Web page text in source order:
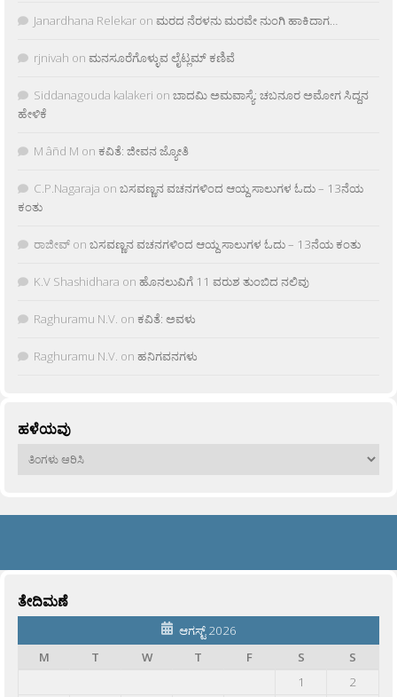
Janardhana Relekar on ಮರದ ನೆರಳನು ಮರವೇ ನುಂಗಿ ಹಾಕಿದಾಗ…
rjnivah on ಮನಸೂರೆಗೊಳ್ಳುವ ಲೈಟ್ಲಮ್ ಕಣಿವೆ
Siddanagouda kalakeri on ಬಾದಮಿ ಅಮವಾಸ್ಯೆ: ಚಬನೂರ ಅಮೋಗ ಸಿದ್ದನ
ಹೇಳಿಕೆ
M âñd M on ಕವಿತೆ: ಜೀವನ ಜ್ಯೋತಿ
C.P.Nagaraja on ಬಸವಣ್ಣನ ವಚನಗಳಿಂದ ಆಯ್ದ ಸಾಲುಗಳ ಓದು – 13ನೆಯ
ಕಂತು
ರಾಜೀವ್ on ಬಸವಣ್ಣನ ವಚನಗಳಿಂದ ಆಯ್ದ ಸಾಲುಗಳ ಓದು – 13ನೆಯ ಕಂತು
K.V Shashidhara on ಹೊನಲುವಿಗೆ 11 ವರುಶ ತುಂಬಿದ ನಲಿವು
Raghuramu N.V. on ಕವಿತೆ: ಅವಳು
Raghuramu N.V. on ಹನಿಗವನಗಳು
ಹಳೆಯವು
ಹಳೆಯವು
ತೇದಿಮಣೆ
ಆಗಸ್ಟ್ 2026
M
T W T F S
S
1
2